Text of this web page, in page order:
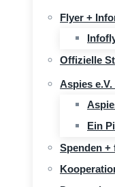
Flyer +
Offizielle
Aspies
Ein
Spenden +